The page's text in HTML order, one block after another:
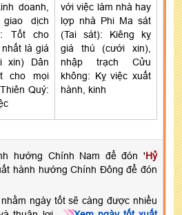
doanh,
dịch
Tốt cho
là giá
xin) Dân
cho mọi
Quý:
với việc làm nhà hay
lợp nhà Phi Ma sát
(Tai sát): Kiêng kỵ
giá thú (cưới xin),
nhập trạch Cửu
không: Kỵ việc xuất
hành, kinh
hướng Chính Nam để đón 'Hỷ
hành hướng Chính Đông để đón
ngày tốt sẽ càng được nhiều